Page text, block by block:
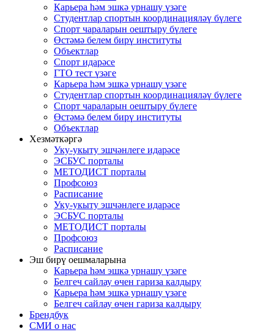
Карьера һәм эшкә урнашу үзәге
Студентлар спортын координацияләү бүлеге
Спорт чараларын оештыру бүлеге
Өстәмә белем бирү институты
Объектлар
Спорт идарәсе
ГТО тест үзәге
Карьера һәм эшкә урнашу үзәге
Студентлар спортын координацияләү бүлеге
Спорт чараларын оештыру бүлеге
Өстәмә белем бирү институты
Объектлар
Хезмәткәргә
Уку-укыту эшчәнлеге идарәсе
ЭСБУС порталы
МЕТОДИСТ порталы
Профсоюз
Расписание
Уку-укыту эшчәнлеге идарәсе
ЭСБУС порталы
МЕТОДИСТ порталы
Профсоюз
Расписание
Эш бирү оешмаларына
Карьера һәм эшкә урнашу үзәге
Белгеч сайлау өчен гариза калдыру
Карьера һәм эшкә урнашу үзәге
Белгеч сайлау өчен гариза калдыру
Брендбук
СМИ о нас